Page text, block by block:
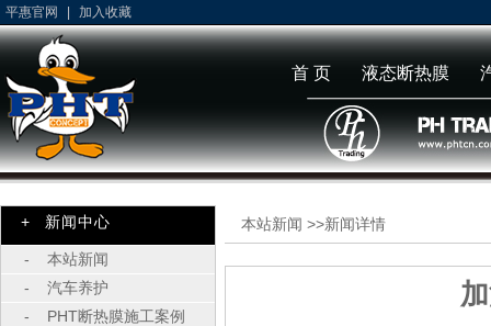
平惠官网 加入收藏
首 页 液态断热膜
+ 新闻中心
- 本站新闻
- 汽车养护
- PHT断热膜施工案例
本站新闻 >>新闻详情